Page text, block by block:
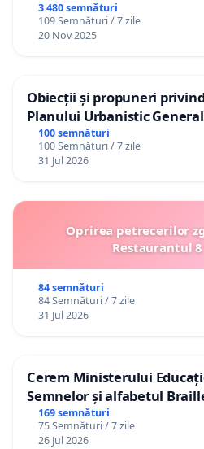
3 480 semnături
109 Semnături / 7 zile
20 Nov 2025
Obiecții și propuneri
Planului Urbanistic
100 semnături
100 Semnături / 7 zile
31 Jul 2026
Oprirea petrecerilor
Restaurantul
84 semnături
84 Semnături / 7 zile
31 Jul 2026
Cerem Ministerului
Semnelor și alfabetul
Republica Moldova!
169 semnături
75 Semnături / 7 zile
26 Jul 2026